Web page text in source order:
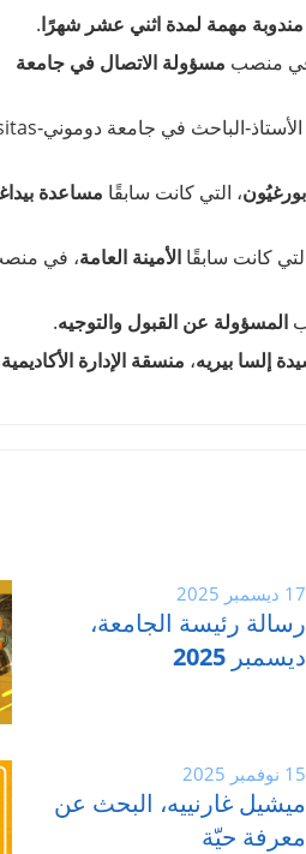
مندوبة مهمة لمدة اثني عشر شهرًا.
منصب مسؤولة الاتصال في جامعة
، التي كانت سابقًا مساعدة
كانت سابقًا الأمينة العامة، في
المسؤولة عن القبول والتوجيه.
إلسا بيريه، منسقة الإدارة الأكاديمية
17 ديسمبر 2025
رسالة رئيسة الجامعة،
ديسمبر 2025
15 نوفمبر 2025
ميشيل غارنييه، البحث عن
معرفة حيّة